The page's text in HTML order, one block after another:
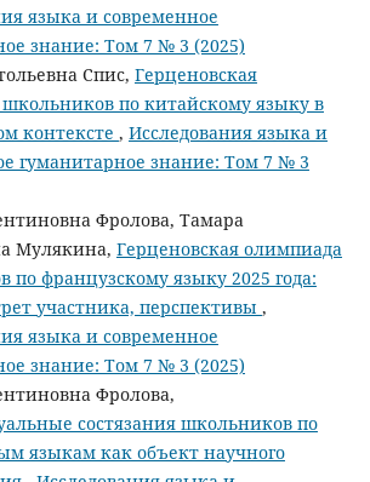
языка и современное
знание: Том 7 № 3 (2025)
Спис, Герценовская
по китайскому языку в
контексте , Исследования языка и
гуманитарное знание: Том 7 № 3
Фролова, Тамара
Мулякина, Герценовская олимпиада
по французскому языку 2025 года:
участника, перспективы ,
языка и современное
знание: Том 7 № 3 (2025)
Фролова,
состязания школьников по
языкам как объект научного